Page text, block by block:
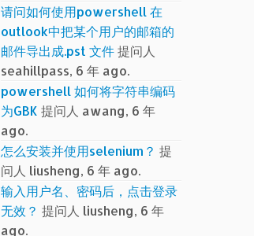
请问如何使用powershell 在
outlook中把某个用户的邮箱的
邮件导出成.pst 文件提问人
seahillpass, 6 年 ago.
powershell 如何将字符串编码
为GBK 提问人 awang, 6 年
ago.
怎么安装并使用selenium？ 提
问人 liusheng, 6 年 ago.
输入用户名、密码后，点击登录
无效？ 提问人 liusheng, 6 年
ago.